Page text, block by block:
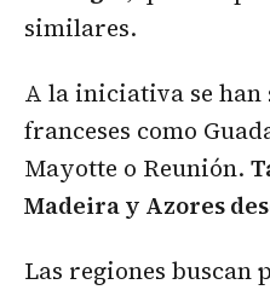
similares.
A la iniciativa se
franceses como
Mayotte o Reunión.
Madeira y Azores
Las regiones buscan